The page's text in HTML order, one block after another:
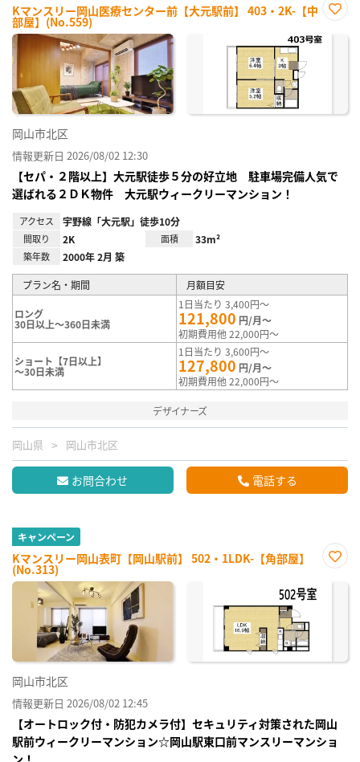
Kマンスリー岡山医療センター前【大元駅前】 403・2K-【中
部屋】(No.559)
に入
岡山市北区
情報更新日 2026/08/02 12:30
【セパ・２階以上】大元駅徒歩５分の好立地 駐車場完備人気で
選ばれる２ＤＫ物件 大元駅ウィークリーマンション！
アクセス 宇野線「大元駅」徒歩10分
間取り 2K 面積 33m²
築年数 2000年 2月 築
プラン名・期間 月額目安
ロング
30日以上～360日未満
1日当たり 3,400円～
121,800 円/月～
初期費用他 22,000円～
ショート【7日以上】
～30日未満
1日当たり 3,600円～
127,800 円/月～
初期費用他 22,000円～
デザイナーズ
岡山県 岡山市北区
お問合わせ 電話する
キャンペーン
Kマンスリー岡山表町【岡山駅前】 502・1LDK-【角部屋】
(No.313)
に入
岡山市北区
情報更新日 2026/08/02 12:45
【オートロック付・防犯カメラ付】セキュリティ対策された岡山
駅前ウィークリーマンション☆岡山駅東口前マンスリーマンショ
ン！